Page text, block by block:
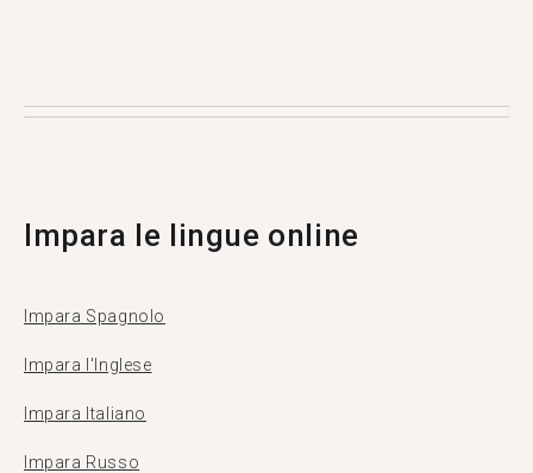
la propria lingua madre. Più di 500.000 persone
Impara le lingue online
Impara Spagnolo
Impara l'Inglese
Impara Italiano
Impara Russo